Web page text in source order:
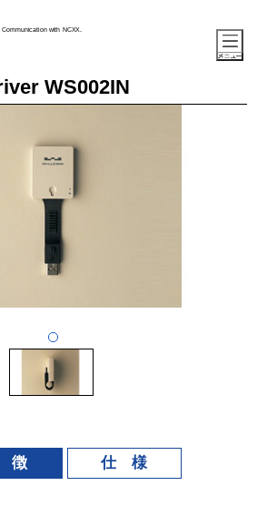
Communication with NCXX.
WS002IN
徴 仕 様